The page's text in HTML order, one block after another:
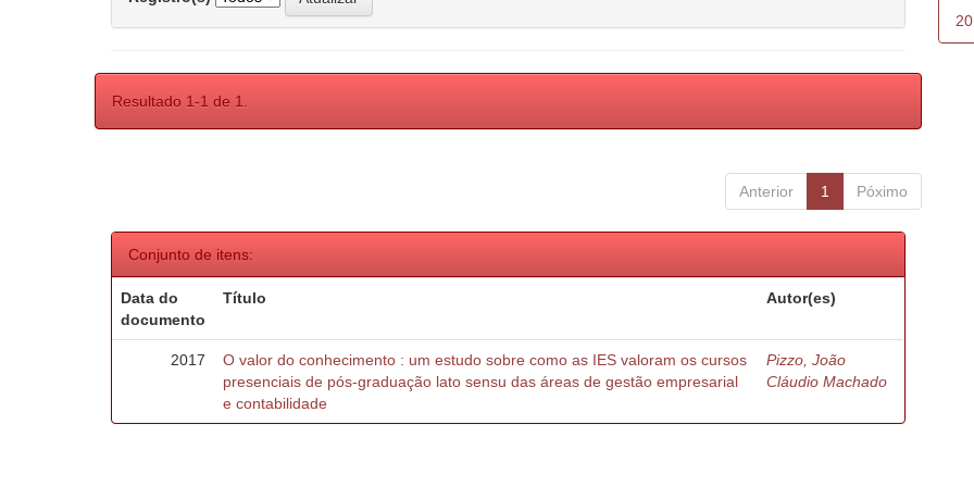
Resultado 1-1 de 1.
Anterior 1 Póximo
Conjunto de itens:
Data do
documento
Título Autor(es)
2017
O valor do conhecimento : um estudo sobre como as IES valoram os cursos
presenciais de pós-graduação lato sensu das áreas de gestão empresarial
e contabilidade
Pizzo, João
Cláudio Machado